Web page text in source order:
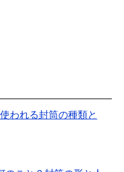
われる封筒の種類と